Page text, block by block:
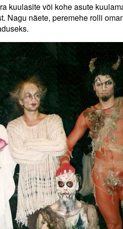
kuulasite või kohe asute
Nagu näete, peremehe rolli